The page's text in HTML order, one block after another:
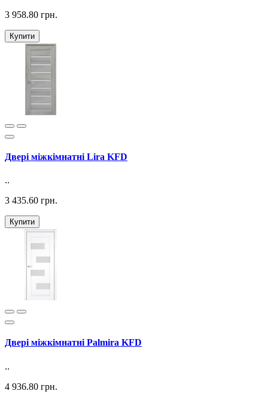
3 958.80 грн.
Купити
Двері міжкімнатні Lira KFD
..
3 435.60 грн.
Купити
Двері міжкімнатні Palmira KFD
..
4 936.80 грн.